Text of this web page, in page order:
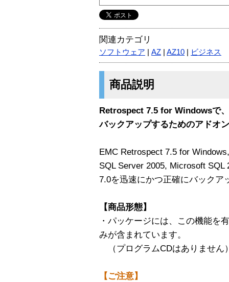
関連カテゴリ
ソフトウェア AZ AZ10 ビジネス
商品説明
Retrospect 7.5 for Windowsで
バックアップするためのアドオン
EMC Retrospect 7.5 for
SQL Server 2005, Microsoft
7.0を迅速にかつ正確にバックア
【商品形態】
・パッケージには、この機能を
みが含まれています。
（プログラムCDはありません
【ご注意】